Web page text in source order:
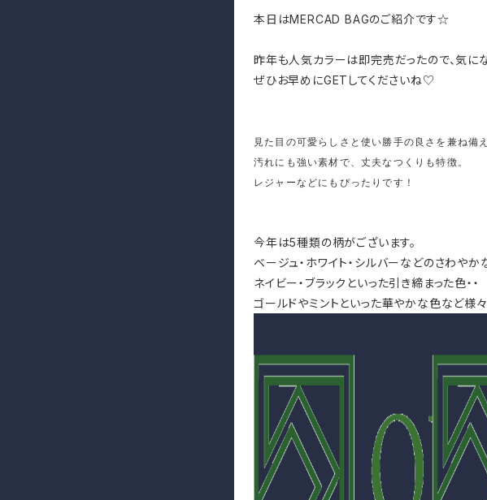
本日はMERCAD BAGのご紹介です☆
昨年も人気カラーは即完売だったので、気に
ぜひお早めにGETしてくださいね♡
見た目の可愛らしさと使い勝手の良さを兼ね備
汚れにも強い素材で、丈夫なつくりも特徴。
レジャーなどにもぴったりです！
今年は5種類の柄がございます。
ベージュ・ホワイト・シルバーなどのさわやか
ネイビー・ブラックといった引き締まった色・・
ゴールドやミントといった華やかな色など様